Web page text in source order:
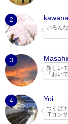
2 kawana
いろん
3
新しい
「おい
4 Yoi
つくば
ITコン
過ごし